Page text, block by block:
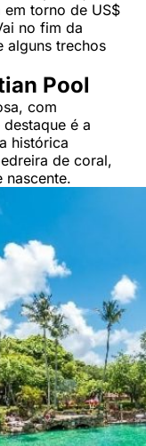
torno de US$
no fim da
alguns trechos
Pool
com
é a
histórica
de coral,
nascente.